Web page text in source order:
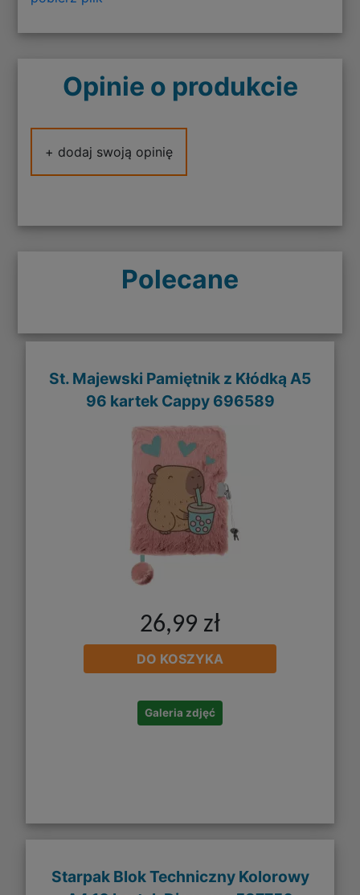
Opinie o produkcie
+ dodaj swoją opinię
Polecane
St. Majewski Pamiętnik z Kłódką A5
96 kartek Cappy 696589
26,99 zł
DO KOSZYKA
Galeria zdjęć
Starpak Blok Techniczny Kolorowy